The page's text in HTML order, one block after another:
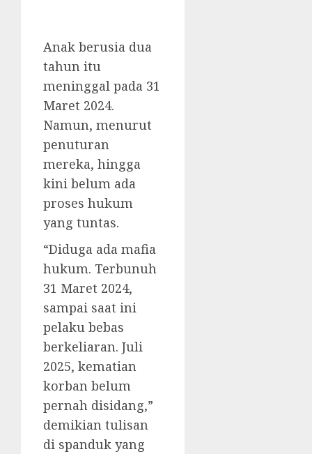
Anak berusia dua
tahun itu
meninggal pada 31
Maret 2024.
Namun, menurut
penuturan
mereka, hingga
kini belum ada
proses hukum
yang tuntas.
“Diduga ada mafia
hukum. Terbunuh
31 Maret 2024,
sampai saat ini
pelaku bebas
berkeliaran. Juli
2025, kematian
korban belum
pernah disidang,”
demikian tulisan
di spanduk yang